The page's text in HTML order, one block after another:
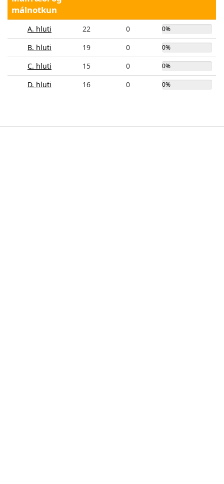
málnotkun
A. hluti 22 0 0%
B. hluti 19 0 0%
C. hluti 15 0 0%
D. hluti 16 0 0%